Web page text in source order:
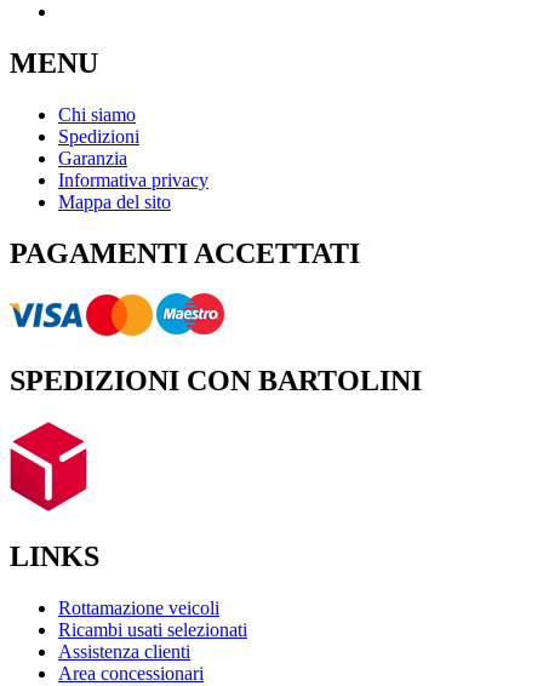
MENU
Chi siamo
Spedizioni
Garanzia
Informativa privacy
Mappa del sito
PAGAMENTI ACCETTATI
SPEDIZIONI CON BARTOLINI
LINKS
Rottamazione veicoli
Ricambi usati selezionati
Assistenza clienti
Area concessionari